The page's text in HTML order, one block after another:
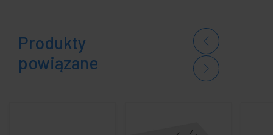
Produkty
powiązane